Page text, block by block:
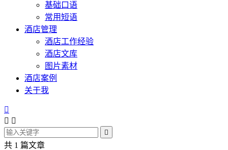
基础口语
常用短语
酒店管理
酒店工作经验
酒店文库
图片素材
酒店案例
关于我

 

共 1 篇文章